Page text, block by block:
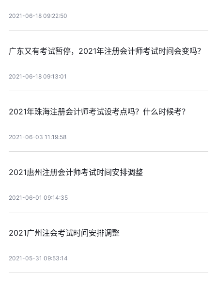
2021-06-18 09:22:50
广东又有考试暂停，2021年注册会计师考试时间会变吗？
2021-06-18 09:13:01
2021年珠海注册会计师考试设考点吗？什么时候考？
2021-06-03 11:19:58
2021惠州注册会计师考试时间安排调整
2021-06-01 09:14:35
2021广州注会考试时间安排调整
2021-05-31 09:53:14